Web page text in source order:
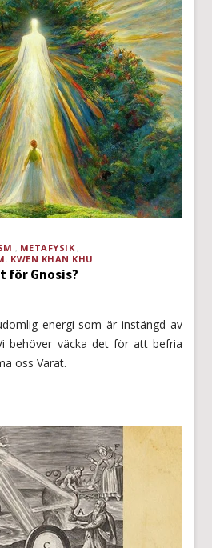
METAFYSIK
KWEN KHAN KHU
för Gnosis?
energi som är instängd av
behöver väcka det för att befria
oss Varat.